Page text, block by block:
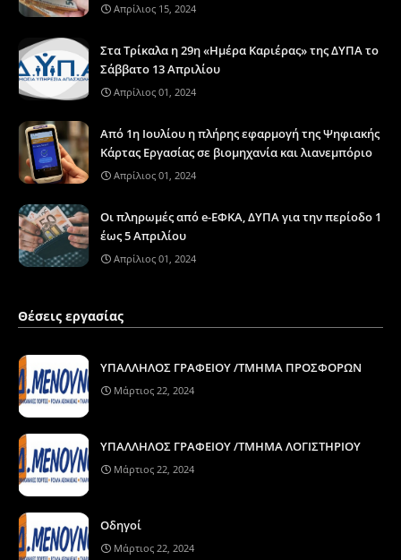
Απρίλιος 15, 2024
Στα Τρίκαλα η 29η «Ημέρα Καριέρας» της ΔΥΠΑ το
Σάββατο 13 Απριλίου
Απρίλιος 01, 2024
Από 1η Ιουλίου η πλήρης εφαρμογή της Ψηφιακής
Κάρτας Εργασίας σε βιομηχανία και λιανεμπόριο
Απρίλιος 01, 2024
Οι πληρωμές από e-ΕΦΚΑ, ΔΥΠΑ για την περίοδο 1
έως 5 Απριλίου
Απρίλιος 01, 2024
Θέσεις εργασίας
ΥΠΑΛΛΗΛΟΣ ΓΡΑΦΕΙΟΥ /ΤΜΗΜΑ ΠΡΟΣΦΟΡΩΝ
Μάρτιος 22, 2024
ΥΠΑΛΛΗΛΟΣ ΓΡΑΦΕΙΟΥ /ΤΜΗΜΑ ΛΟΓΙΣΤΗΡΙΟΥ
Μάρτιος 22, 2024
Οδηγοί
Μάρτιος 22, 2024